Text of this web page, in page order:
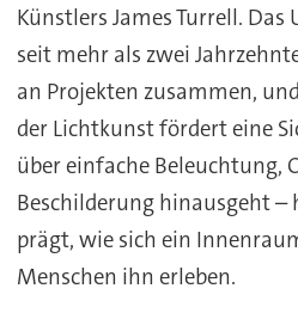
Künstlers James Turrell.
seit mehr als zwei
an Projekten zusammen,
der Lichtkunst fördert eine
über einfache Beleuchtung,
Beschilderung hinausgeht –
prägt, wie sich ein
Menschen ihn erleben.